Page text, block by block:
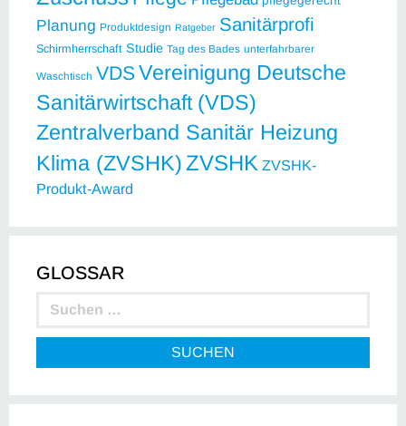
Planung Produktdesign Ratgeber Sanitärprofi
Schirmherrschaft Studie Tag des Bades unterfahrbarer
Waschtisch VDSVereinigung Deutsche
Sanitärwirtschaft (VDS)
Zentralverband Sanitär Heizung
Klima (ZVSHK)ZVSHK ZVSHK-
Produkt-Award
GLOSSAR
SUCHEN